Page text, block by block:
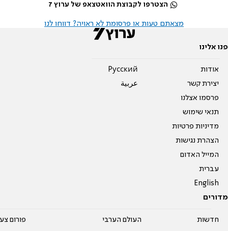
הצטרפו לקבוצת הוואטצאפ של ערוץ 7
מצאתם טעות או פרסומת לא ראויה? דווחו לנו
פנו אלינו
אודות
יצירת קשר
פרסמו אצלנו
תנאי שימוש
מדיניות פרטיות
הצהרת נגישות
המייל האדום
עברית
English
Pусский
عربية
מדורים
חדשות
העולם הערבי
פורום